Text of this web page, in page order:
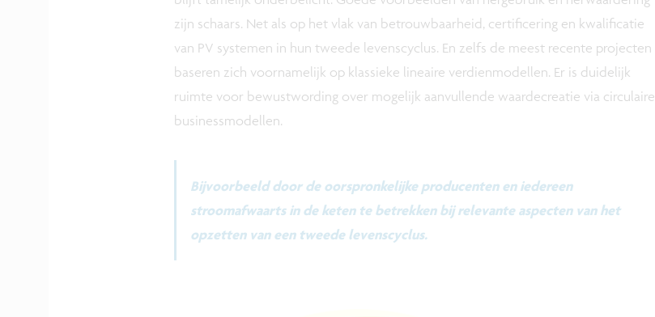
zijn schaars. Net als op het vlak van betrouwbaarheid, certificering en kwalificatie
van PV systemen in hun tweede levenscyclus. En zelfs de meest recente projecten
baseren zich voornamelijk op klassieke lineaire verdienmodellen. Er is duidelijk
ruimte voor bewustwording over mogelijk aanvullende waardecreatie via circulaire
businessmodellen.
Bijvoorbeeld door de oorspronkelijke producenten en iedereen
stroomafwaarts in de keten te betrekken bij relevante aspecten van het
opzetten van een tweede levenscyclus.